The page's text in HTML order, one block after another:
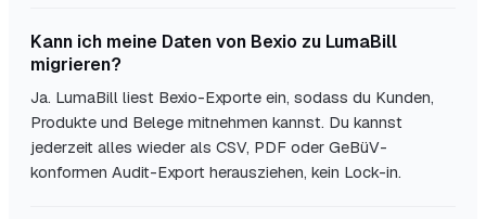
Kann ich meine Daten von Bexio zu LumaBill
migrieren?
Ja. LumaBill liest Bexio-Exporte ein, sodass du Kunden,
Produkte und Belege mitnehmen kannst. Du kannst
jederzeit alles wieder als CSV, PDF oder GeBüV-
konformen Audit-Export herausziehen, kein Lock-in.